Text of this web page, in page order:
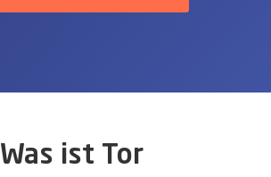
Was ist Tor